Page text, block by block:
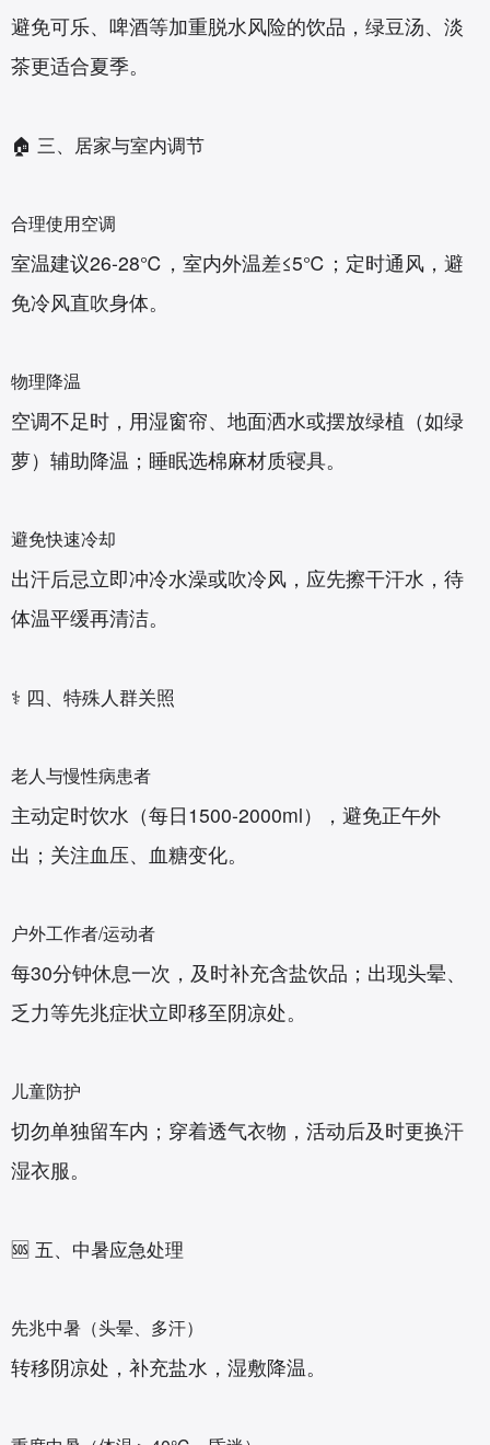
避免可乐、啤酒等加重脱水风险的饮品，绿豆汤、淡
茶更适合夏季。
🏠 三、居家与室内调节
合理使用空调‌
室温建议26-28℃，室内外温差≤5℃；定时通风，避
免冷风直吹身体。
物理降温‌
空调不足时，用湿窗帘、地面洒水或摆放绿植（如绿
萝）辅助降温；睡眠选棉麻材质寝具。
避免快速冷却‌
出汗后忌立即冲冷水澡或吹冷风，应先擦干汗水，待
体温平缓再清洁。
⚕️ 四、特殊人群关照
老人与慢性病患者‌
主动定时饮水（每日1500-2000ml），避免正午外
出；关注血压、血糖变化。
户外工作者/运动者‌
每30分钟休息一次，及时补充含盐饮品；出现头晕、
乏力等先兆症状立即移至阴凉处。
儿童防护‌
切勿单独留车内；穿着透气衣物，活动后及时更换汗
湿衣服。
🆘 五、中暑应急处理
先兆中暑‌（头晕、多汗）
转移阴凉处，补充盐水，湿敷降温。